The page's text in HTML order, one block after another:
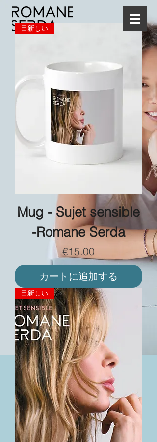
目新しい
Mug - Sujet sensible
-Romane Serda
価格
€15.00
カートに追加する
目新しい